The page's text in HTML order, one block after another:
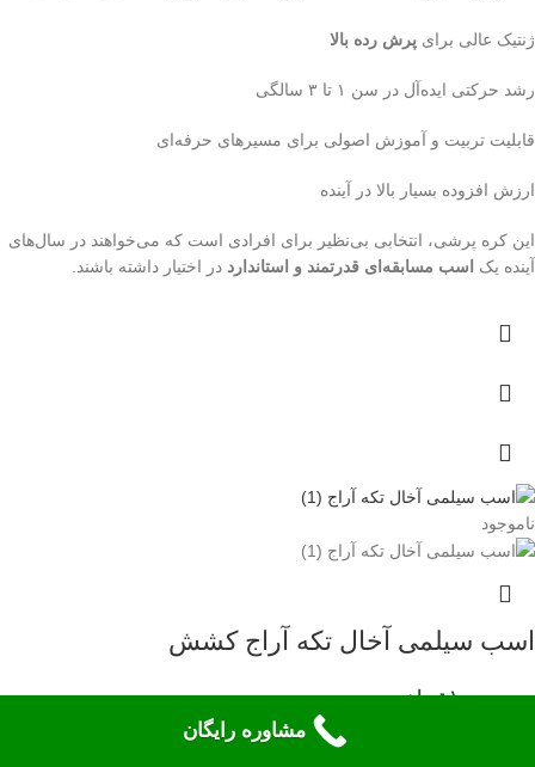
ژنتیک عالی برای پرش رده بالا
رشد حرکتی ایده‌آل در سن ۱ تا ۳ سالگی
قابلیت تربیت و آموزش اصولی برای مسیرهای حرفه‌ای
ارزش افزوده بسیار بالا در آینده
این کره پرشی، انتخابی بی‌نظیر برای افرادی است که می‌خواهند در سال‌های
آینده یک اسب مسابقه‌ای قدرتمند و استاندارد در اختیار داشته باشند.
ناموجود
اسب سیلمی آخال تکه آراج کشش
۱۰,۰۰۰,۰۰۰ تومان
سیلمی آخال تکه آراج تنها کرهسیلمی طلاقوشبه رنگ سمند گوزنیمشاوره رایگان